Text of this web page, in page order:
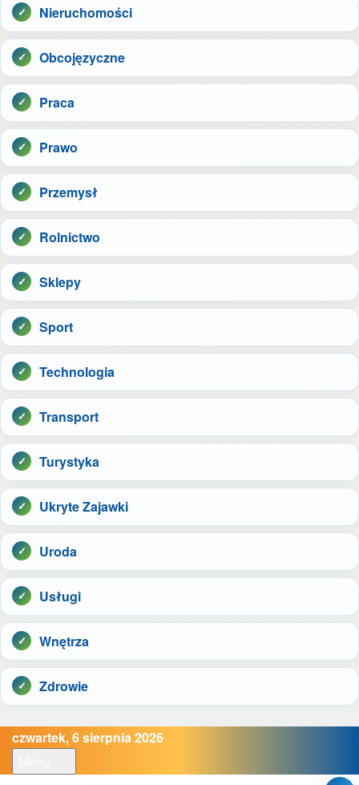
Nieruchomości
Obcojęzyczne
Praca
Prawo
Przemysł
Rolnictwo
Sklepy
Sport
Technologia
Transport
Turystyka
Ukryte Zajawki
Uroda
Usługi
Wnętrza
Zdrowie
czwartek, 6 sierpnia 2026